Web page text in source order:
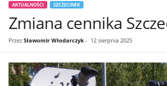
AKTUALNOŚCI SZCZECINEK
Zmiana cennika
Przez Sławomir Włodarczyk- 12 sierpnia 2025